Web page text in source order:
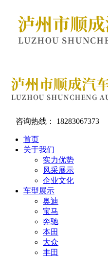
咨询热线： 18283067373
首页
关于我们
实力优势
风采展示
企业文化
车型展示
奥迪
宝马
奔驰
本田
大众
丰田